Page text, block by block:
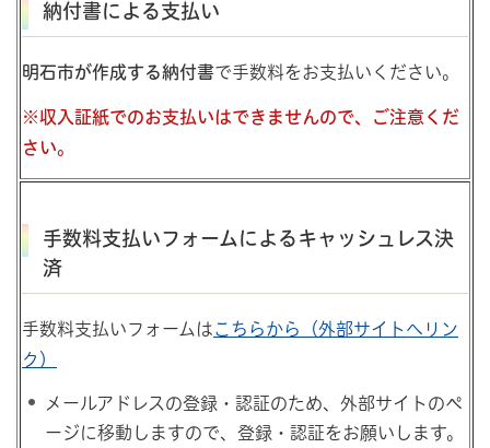
納付書による支払い
明石市が作成する納付書で手数料をお支払いください。
※収入証紙でのお支払いはできませんので、ご注意くだ
さい。
手数料支払いフォームによるキャッシュレス決
済
手数料支払いフォームはこちらから（外部サイトへリン
ク）
メールアドレスの登録・認証のため、外部サイトのペ
ージに移動しますので、登録・認証をお願いします。